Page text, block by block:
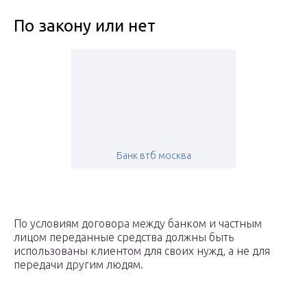
По закону или нет
Банк втб москва
По условиям договора между банком и частным
лицом переданные средства должны быть
использованы клиентом для своих нужд, а не для
передачи другим людям.